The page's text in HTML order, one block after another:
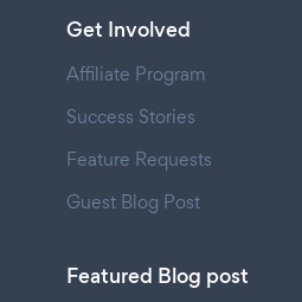
Get Involved
Affiliate Program
Success Stories
Feature Requests
Guest Blog Post
Featured Blog post